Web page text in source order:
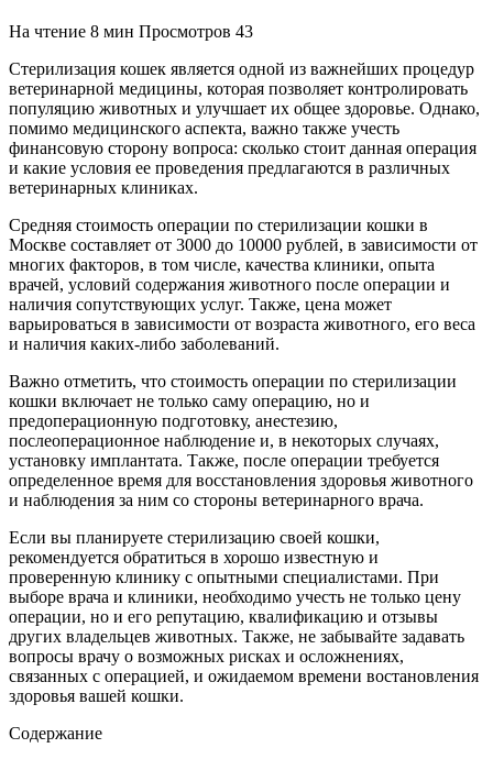
На чтение 8 мин Просмотров 43
Стерилизация кошек является одной из важнейших процедур
ветеринарной медицины, которая позволяет контролировать
популяцию животных и улучшает их общее здоровье. Однако,
помимо медицинского аспекта, важно также учесть
финансовую сторону вопроса: сколько стоит данная операция
и какие условия ее проведения предлагаются в различных
ветеринарных клиниках.
Средняя стоимость операции по стерилизации кошки в
Москве составляет от 3000 до 10000 рублей, в зависимости от
многих факторов, в том числе, качества клиники, опыта
врачей, условий содержания животного после операции и
наличия сопутствующих услуг. Также, цена может
варьироваться в зависимости от возраста животного, его веса
и наличия каких-либо заболеваний.
Важно отметить, что стоимость операции по стерилизации
кошки включает не только саму операцию, но и
предоперационную подготовку, анестезию,
послеоперационное наблюдение и, в некоторых случаях,
установку имплантата. Также, после операции требуется
определенное время для восстановления здоровья животного
и наблюдения за ним со стороны ветеринарного врача.
Если вы планируете стерилизацию своей кошки,
рекомендуется обратиться в хорошо известную и
проверенную клинику с опытными специалистами. При
выборе врача и клиники, необходимо учесть не только цену
операции, но и его репутацию, квалификацию и отзывы
других владельцев животных. Также, не забывайте задавать
вопросы врачу о возможных рисках и осложнениях,
связанных с операцией, и ожидаемом времени востановления
здоровья вашей кошки.
Содержание